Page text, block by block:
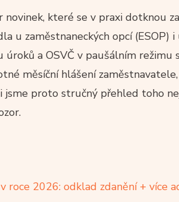
novinek, které se v praxi dotknou
u zaměstnaneckých opcí (ESOP)
a OSVČ v paušálním režimu
měsíční hlášení
jsme proto stručný přehled toho
roce 2026: odklad zdanění + více